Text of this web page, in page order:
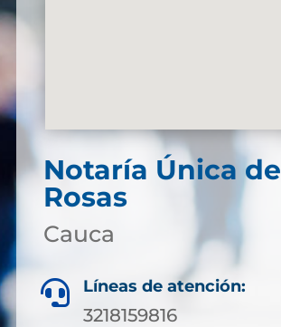
Notaría Única de
Rosas
Cauca
 Líneas de atención:
3218159816